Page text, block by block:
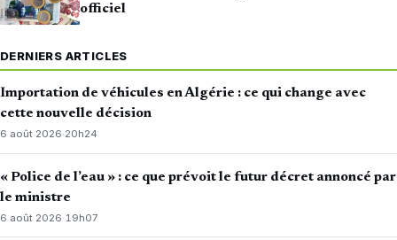
officiel
DERNIERS ARTICLES
Importation de véhicules en Algérie : ce qui change avec
cette nouvelle décision
6 août 2026·20h24
« Police de l’eau » : ce que prévoit le futur décret annoncé par
le ministre
6 août 2026· 19h07